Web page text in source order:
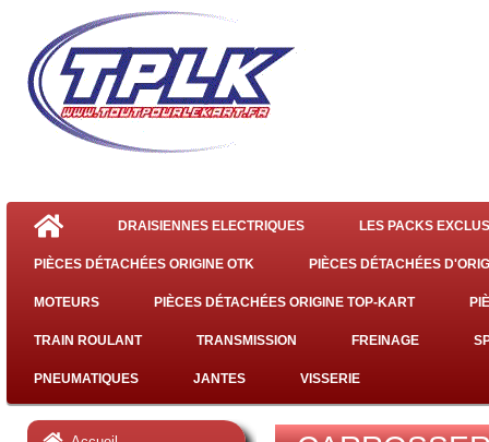
DRAISIENNES ELECTRIQUES LES PACKS
PIÈCES DÉTACHÉES ORIGINE OTK PIÈCES DÉTACHÉES
MOTEURS PIÈCES DÉTACHÉES ORIGINE TOP-KART
TRAIN ROULANT TRANSMISSION FREINAGE
PNEUMATIQUES JANTES VISSERIE